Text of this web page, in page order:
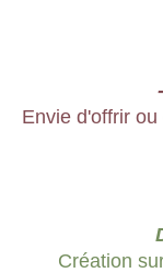
Envie d'offrir
Création